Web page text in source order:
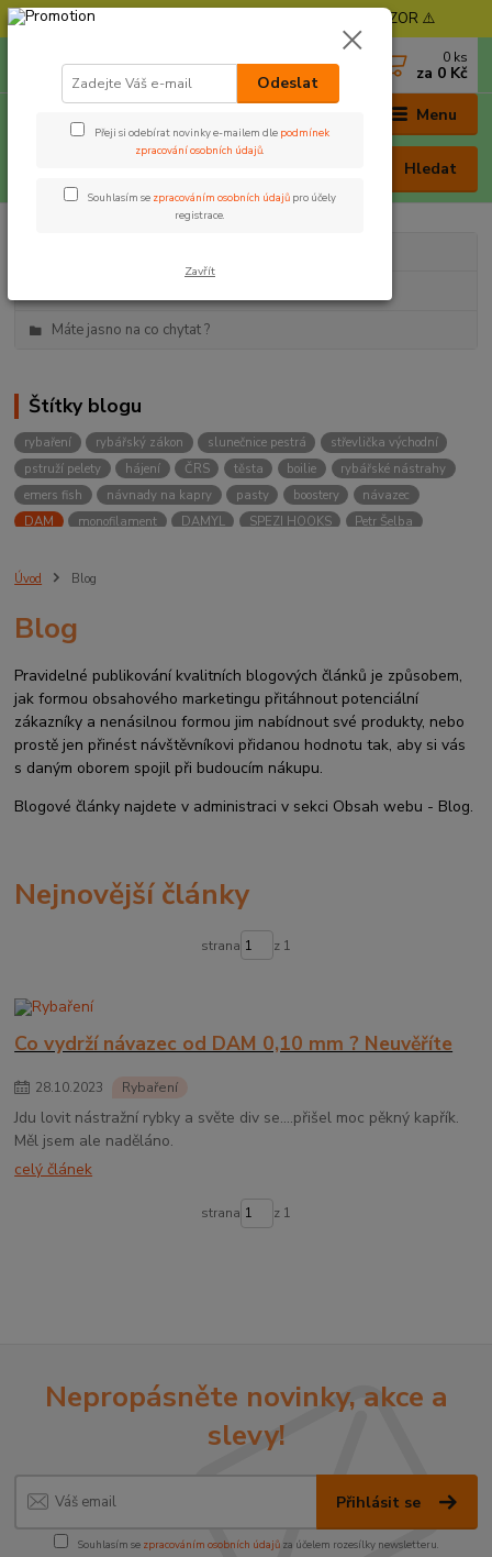
⚠️ POZOR - Objednávky expedujeme od 11. 8. - POZOR ⚠️
Menu
Hledat
0 ks
za 0 Kč
Máte jasno na co chytat ?
Štítky blogu
rybaření rybářský zákon slunečnice pestrá
střevlička východní
pstruží pelety
hájení ČRS těsta boilie
rybářské nástrahy
emers fish
návnady na kapry pasty boostery
návazec
DAM
monofilament DAMYL SPEZI HOOKS Petr Šelba
Úvod Blog
Blog
Pravidelné publikování kvalitních blogových článků je způsobem,
jak formou obsahového marketingu přitáhnout potenciální
zákazníky a nenásilnou formou jim nabídnout své produkty, nebo
prostě jen přinést návštěvníkovi přidanou hodnotu tak, aby si vás
s daným oborem spojil při budoucím nákupu.
Blogové články najdete v administraci v sekci Obsah webu - Blog.
Nejnovější články
strana z 1
Co vydrží návazec od DAM 0,10 mm ? Neuvěříte
28.10.2023 Rybaření
Jdu lovit nástražní rybky a světe div se....přišel moc pěkný kapřík.
Měl jsem ale naděláno.
celý článek
strana z 1
Nepropásněte novinky, akce a
slevy!
Přihlásit se
Souhlasím se zpracováním osobních údajůza účelem rozesílky newsletteru.
Odeslat
Přeji si odebírat novinky e-mailem dle podmínek
zpracování osobních údajů.
Souhlasím se zpracováním osobních údajů pro účely
registrace.
Zavřít